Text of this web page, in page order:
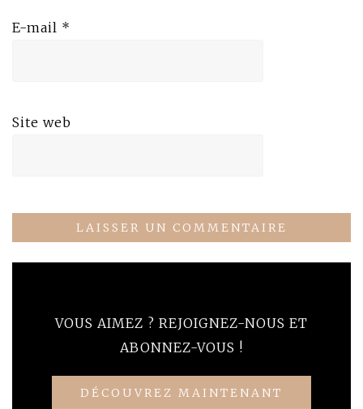
E-mail *
Site web
VOUS AIMEZ ? REJOIGNEZ-NOUS ET
ABONNEZ-VOUS !
DÉCOUVREZ MAINTENANT